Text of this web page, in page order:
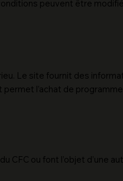
peuvent être
Le site fournit des
l’achat de
CFC ou font l’objet d’une